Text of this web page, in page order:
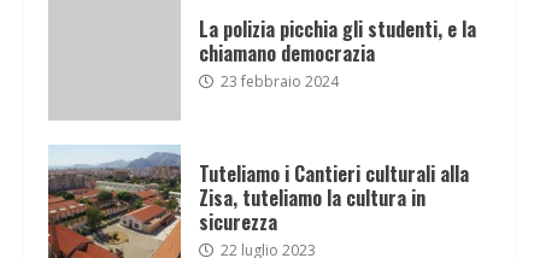
La polizia picchia gli studenti, e la
chiamano democrazia
23 febbraio 2024
Tuteliamo i Cantieri culturali alla
Zisa, tuteliamo la cultura in
sicurezza
22 luglio 2023